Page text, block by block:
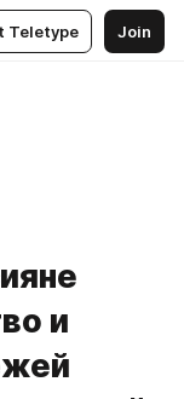
Teletype Join
и